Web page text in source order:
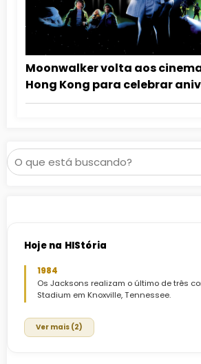
Moonwalker volta aos
Hong Kong para celebrar
de Michael Jackson
Pesquisar
Hoje na HIStória
1984
Os Jacksons realizam o último de três
Stadium em Knoxville, Tennessee.
Ver mais (2)